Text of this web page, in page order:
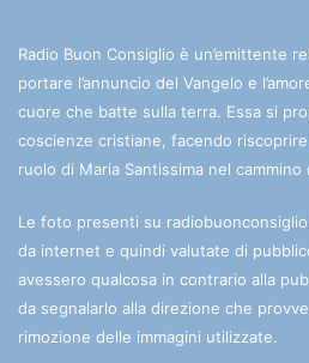
Radio Buon Consiglio è un’emittente
portare l’annuncio del Vangelo e
cuore che batte sulla terra. Essa si
coscienze cristiane, facendo
ruolo di Maria Santissima nel cammino
Le foto presenti su
da internet e quindi valutate di
avessero qualcosa in contrario alla
da segnalarlo alla direzione che
rimozione delle immagini utilizzate.